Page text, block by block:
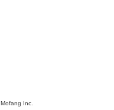
Mofang Inc.